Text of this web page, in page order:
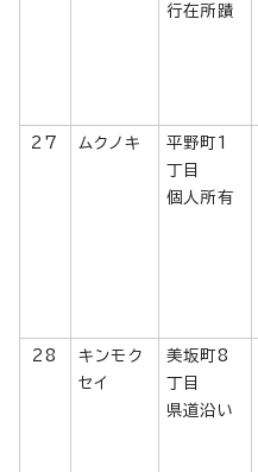
行在所蹟
27 ムクノキ
平野町1
丁目
個人所有
28
キンモク
セイ
美坂町8
丁目
県道沿い